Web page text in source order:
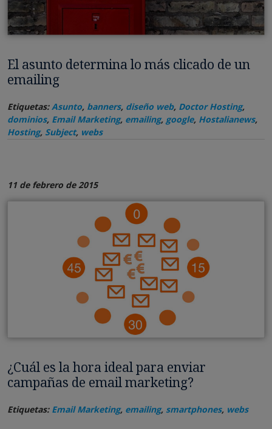
El asunto determina lo más clicado de un
emailing
Etiquetas:Asunto, banners, diseño web, Doctor Hosting,
dominios, Email Marketing, emailing, google, Hostalianews,
Hosting, Subject, webs
11 de febrero de 2015
¿Cuál es la hora ideal para enviar
campañas de email marketing?
Etiquetas: Email Marketing, emailing, smartphones, webs